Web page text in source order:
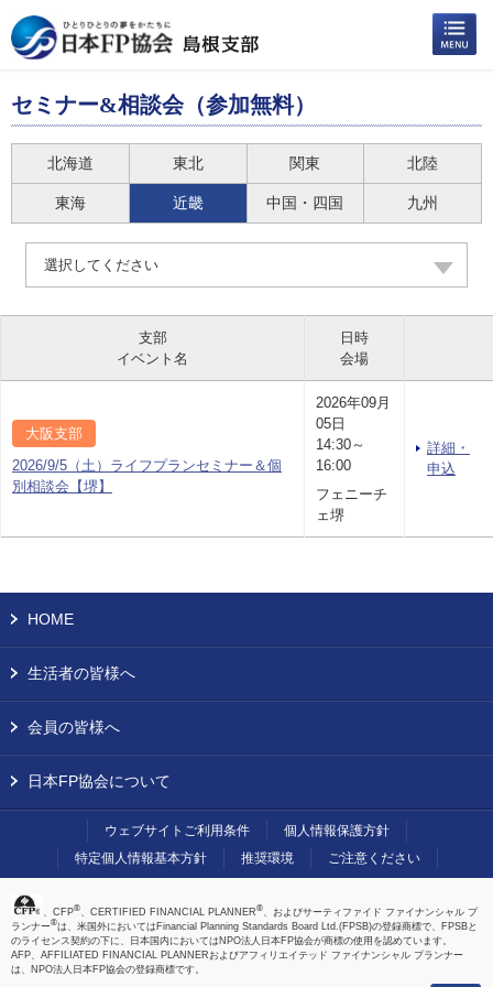
セミナー&相談会（参加無料）
北海道 東北 関東 北陸
東海 近畿 中国・四国 九州
選択してください
支部
イベント名
日時
会場
大阪支部
2026/9/5（土）ライフプランセミナー＆個
別相談会【堺】
2026年09月
05日
14:30～
16:00
フェニーチ
ェ堺
詳細・
申込
HOME
生活者の皆様へ
会員の皆様へ
日本FP協会について
ウェブサイトご利用条件
個人情報保護方針
特定個人情報基本方針
推奨環境 ご注意ください
、CFP®、CERTIFIED FINANCIAL PLANNER®、およびサーティファイド ファイナンシャル プ
ランナー®は、米国外においてはFinancial Planning Standards Board Ltd.(FPSB)の登録商標で、FPSBと
のライセンス契約の下に、日本国内においてはNPO法人日本FP協会が商標の使用を認めています。
AFP、AFFILIATED FINANCIAL PLANNERおよびアフィリエイテッド ファイナンシャル プランナー
は、NPO法人日本FP協会の登録商標です。